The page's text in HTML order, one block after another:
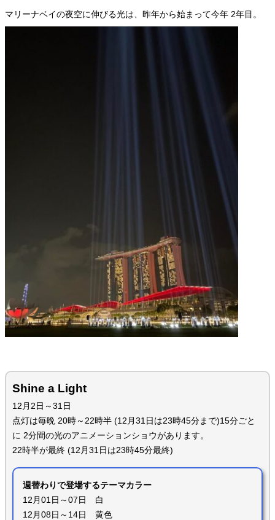
マリーナベイの夜空に伸びる光は、昨年から始まって今年 2年目。
Shine a Light
12月2日～31日
点灯は毎晩 20時～22時半 (12月31日は23時45分まで)15分ごと
に 2分間の光のアニメーションショウがあります。
22時半が最終 (12月31日は23時45分最終)
週替わりで登場するテーマカラー
12月01日～07日 白
12月08日～14日 黄色